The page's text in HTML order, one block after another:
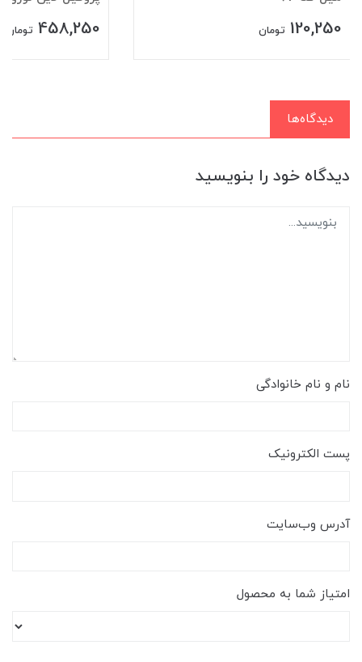
120,250 تومان 458,250 تومان
دیدگاه‌ها
دیدگاه خود را بنویسید
نام و نام خانوادگی
پست الکترونیک
آدرس وب‌سایت
امتیاز شما به محصول